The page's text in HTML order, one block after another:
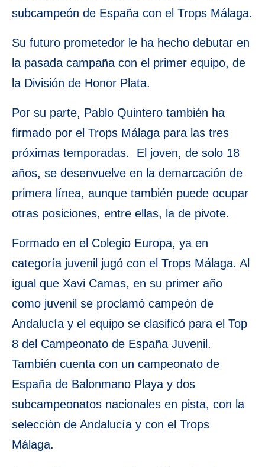
subcampeón de España con el Trops Málaga.
Su futuro prometedor le ha hecho debutar en
la pasada campaña con el primer equipo, de
la División de Honor Plata.
Por su parte, Pablo Quintero también ha
firmado por el Trops Málaga para las tres
próximas temporadas. El joven, de solo 18
años, se desenvuelve en la demarcación de
primera línea, aunque también puede ocupar
otras posiciones, entre ellas, la de pivote.
Formado en el Colegio Europa, ya en
categoría juvenil jugó con el Trops Málaga. Al
igual que Xavi Camas, en su primer año
como juvenil se proclamó campeón de
Andalucía y el equipo se clasificó para el Top
8 del Campeonato de España Juvenil.
También cuenta con un campeonato de
España de Balonmano Playa y dos
subcampeonatos nacionales en pista, con la
selección de Andalucía y con el Trops
Málaga.